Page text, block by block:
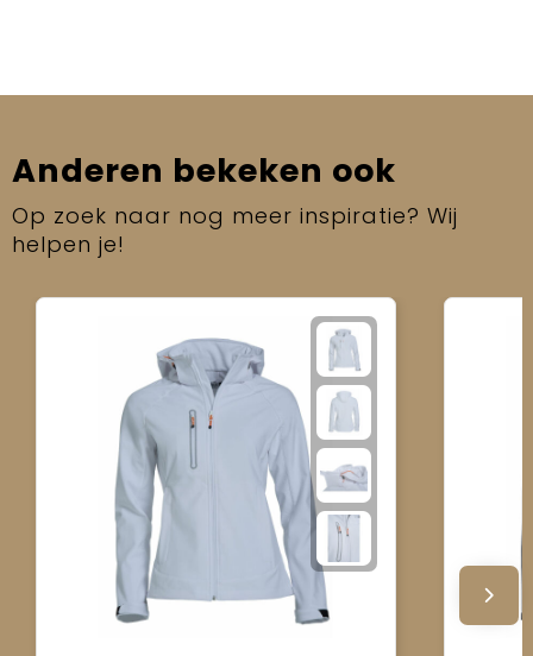
Anderen bekeken ook
Op zoek naar nog meer inspiratie? Wij
helpen je!